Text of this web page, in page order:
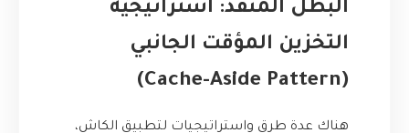
البطل المنقذ: استراتيجية
التخزين المؤقت الجانبي
(Cache-Aside Pattern)
هناك عدة طرق واستراتيجيات لتطبيق الكاش،